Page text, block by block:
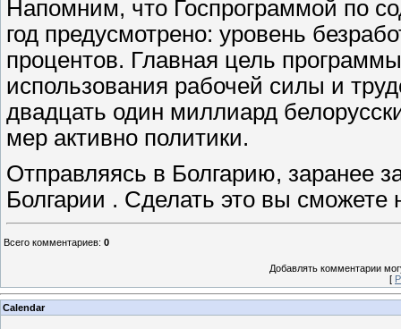
Напомним, что Госпрограммой по
год предусмотрено: уровень
процентов. Главная цель
использования рабочей силы и
двадцать один миллиард
мер активно политики.
Отправляясь в Болгарию, заранее
Болгарии . Сделать это вы сможете
Всего комментариев: 0
Добавлять комментарии
[
Calendar